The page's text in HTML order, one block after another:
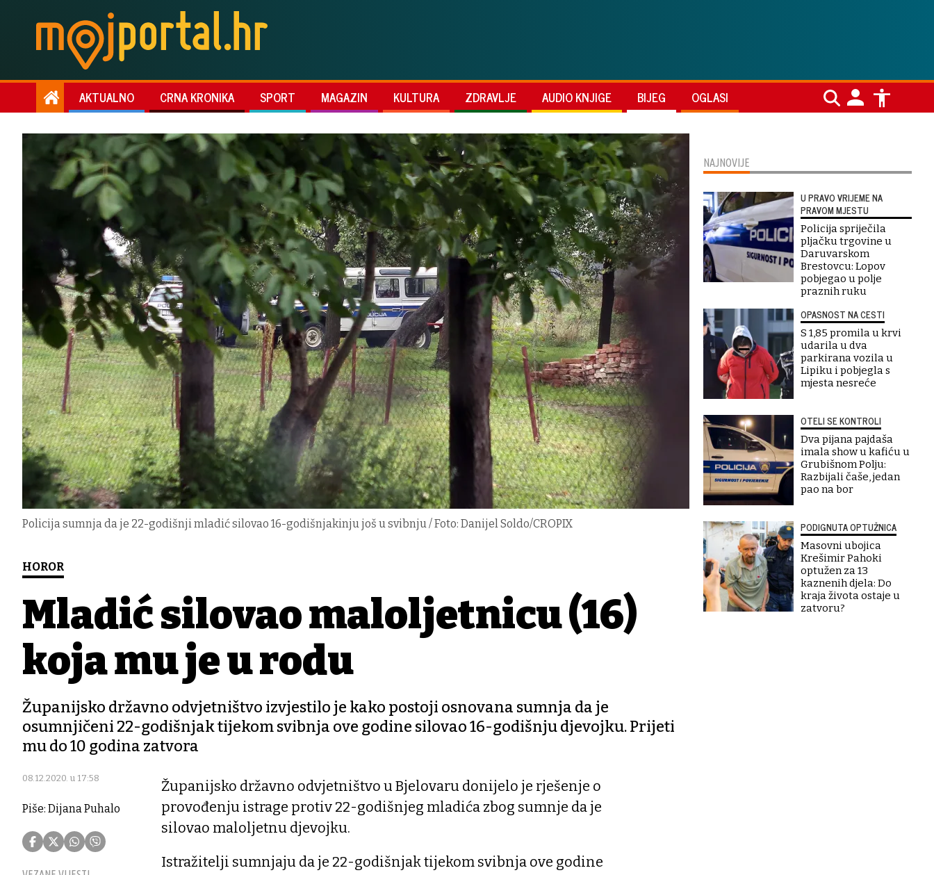
AKTUALNO CRNA KRONIKA SPORT MAGAZIN KULTURA ZDRAVLJE AUDIO KNJIGE BIJEG OGLASI
Policija sumnja da je 22-godišnji mladić silovao 16-godišnjakinju još u svibnju / Foto: Danijel Soldo/CROPIX
HOROR
Mladić silovao maloljetnicu (16)
koja mu je u rodu
Županijsko državno odvjetništvo izvjestilo je kako postoji osnovana sumnja da je
osumnjičeni 22-godišnjak tijekom svibnja ove godine silovao 16-godišnju djevojku. Prijeti
mu do 10 godina zatvora
08.12.2020. u 17:58
Piše: Dijana Puhalo
Županijsko državno odvjetništvo u Bjelovaru donijelo je rješenje o
provođenju istrage protiv 22-godišnjeg mladića zbog sumnje da je
silovao maloljetnu djevojku.
Istražitelji sumnjaju da je 22-godišnjak tijekom svibnja ove godine
NAJNOVIJE
U PRAVO VRIJEME NA
PRAVOM MJESTU
Policija spriječila
pljačku trgovine u
Daruvarskom
Brestovcu: Lopov
pobjegao u polje
praznih ruku
OPASNOST NA CESTI
S 1,85 promila u krvi
udarila u dva
parkirana vozila u
Lipiku i pobjegla s
mjesta nesreće
OTELI SE KONTROLI
Dva pijana pajdaša
imala show u kafiću u
Grubišnom Polju:
Razbijali čaše, jedan
pao na bor
PODIGNUTA OPTUŽNICA
Masovni ubojica
Krešimir Pahoki
optužen za 13
kaznenih djela: Do
kraja života ostaje u
zatvoru?